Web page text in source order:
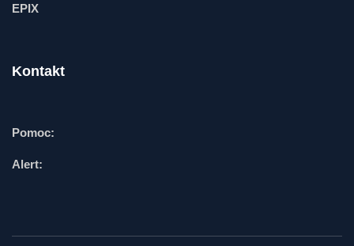
EPIX
Kontakt
Pomoc:
Alert: